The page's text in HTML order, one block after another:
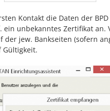
Kontakt die Daten der
ein unbekanntes Zertifikat an.
der jew. Bankseiten (sofern
Gültigkeit.